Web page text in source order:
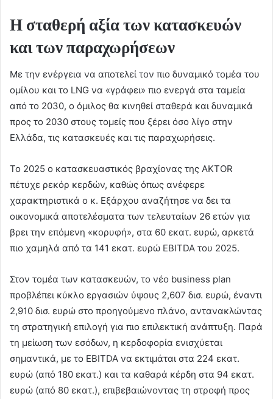
Η σταθερή αξία των κατασκευών
και των παραχωρήσεων
Με την ενέργεια να αποτελεί τον πιο δυναμικό τομέα του
ομίλου και το LNG να «γράφει» πιο ενεργά στα ταμεία
από το 2030, ο όμιλος θα κινηθεί σταθερά και δυναμικά
προς το 2030 στους τομείς που ξέρει όσο λίγο στην
Ελλάδα, τις κατασκευές και τις παραχωρήσεις.
Το 2025 ο κατασκευαστικός βραχίονας της AKTOR
πέτυχε ρεκόρ κερδών, καθώς όπως ανέφερε
χαρακτηριστικά ο κ. Εξάρχου αναζήτησε να δει τα
οικονομικά αποτελέσματα των τελευταίων 26 ετών για
βρει την επόμενη «κορυφή», στα 60 εκατ. ευρώ, αρκετά
πιο χαμηλά από τα 141 εκατ. ευρώ EBITDA του 2025.
Στον τομέα των κατασκευών, το νέο business plan
προβλέπει κύκλο εργασιών ύψους 2,607 δισ. ευρώ, έναντι
2,910 δισ. ευρώ στο προηγούμενο πλάνο, αντανακλώντας
τη στρατηγική επιλογή για πιο επιλεκτική ανάπτυξη. Παρά
τη μείωση των εσόδων, η κερδοφορία ενισχύεται
σημαντικά, με το EBITDA να εκτιμάται στα 224 εκατ.
ευρώ (από 180 εκατ.) και τα καθαρά κέρδη στα 94 εκατ.
ευρώ (από 80 εκατ.), επιβεβαιώνοντας τη στροφή προς